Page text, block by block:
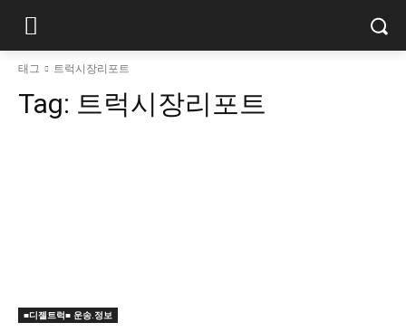
태그 트럭시장리포트
Tag: 트럭시장리포트
■디젤트럭■ 운송.정보